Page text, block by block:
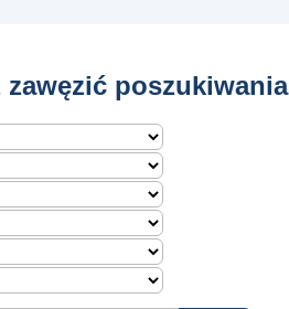
poszukiwania